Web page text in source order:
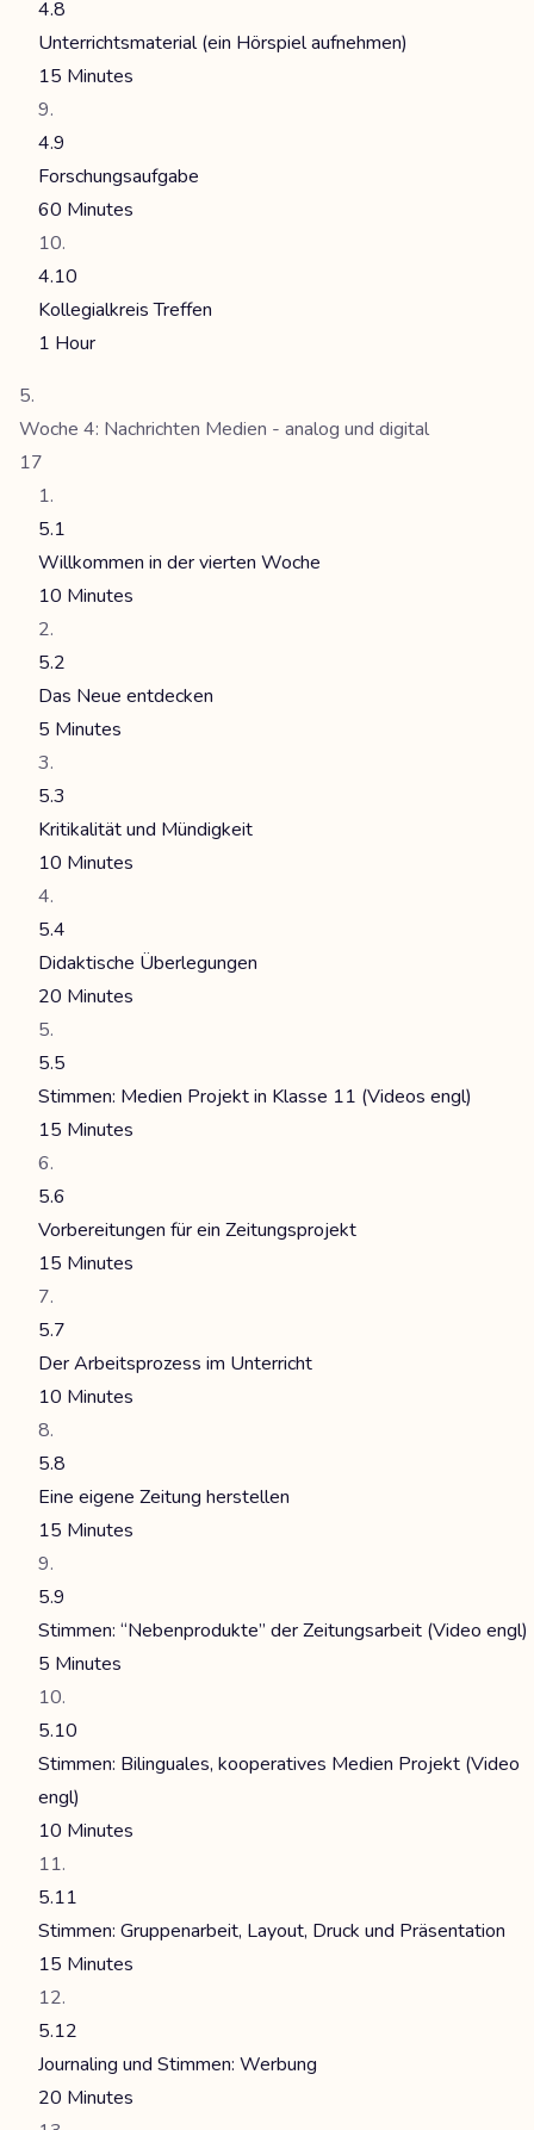
4.8
Unterrichtsmaterial (ein Hörspiel aufnehmen)
15 Minutes
4.9
Forschungsaufgabe
60 Minutes
4.10
Kollegialkreis Treffen
1 Hour
Woche 4: Nachrichten Medien - analog und digital
17
5.1
Willkommen in der vierten Woche
10 Minutes
5.2
Das Neue entdecken
5 Minutes
5.3
Kritikalität und Mündigkeit
10 Minutes
5.4
Didaktische Überlegungen
20 Minutes
5.5
Stimmen: Medien Projekt in Klasse 11 (Videos engl)
15 Minutes
5.6
Vorbereitungen für ein Zeitungsprojekt
15 Minutes
5.7
Der Arbeitsprozess im Unterricht
10 Minutes
5.8
Eine eigene Zeitung herstellen
15 Minutes
5.9
Stimmen: “Nebenprodukte” der Zeitungsarbeit (Video engl)
5 Minutes
5.10
Stimmen: Bilinguales, kooperatives Medien Projekt (Video
engl)
10 Minutes
5.11
Stimmen: Gruppenarbeit, Layout, Druck und Präsentation
15 Minutes
5.12
Journaling und Stimmen: Werbung
20 Minutes